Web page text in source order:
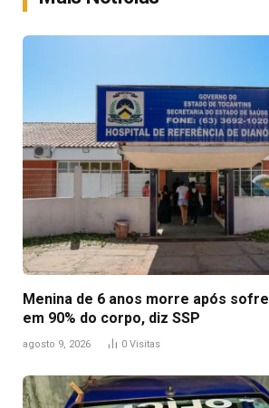
Menina de 6 anos morre após
em 90% do corpo, diz SSP
agosto 9, 2026 0 Visitas